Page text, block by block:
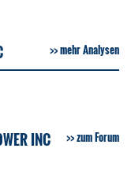
mehr Analysen
INC zum Forum